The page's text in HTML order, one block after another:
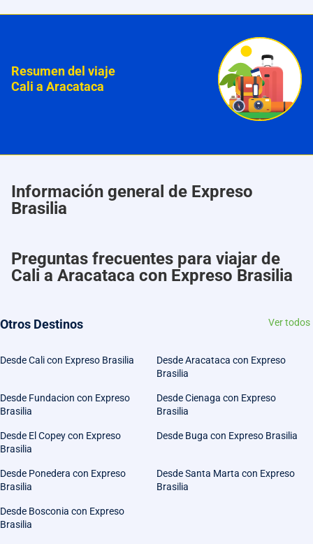
Resumen del viaje
Cali a Aracataca
Información general de Expreso
Brasilia
Preguntas frecuentes para viajar de
Cali a Aracataca con Expreso Brasilia
Otros Destinos Ver todos
Desde Cali con Expreso Brasilia
Desde Aracataca con Expreso
Brasilia
Desde Fundacion con Expreso
Brasilia
Desde Cienaga con Expreso
Brasilia
Desde El Copey con Expreso
Brasilia
Desde Buga con Expreso Brasilia
Desde Ponedera con Expreso
Brasilia
Desde Santa Marta con Expreso
Brasilia
Desde Bosconia con Expreso
Brasilia